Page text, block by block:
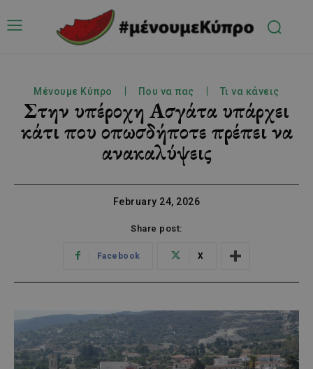
Μένουμε Κύπρο Που να πας Τι να κάνεις
Στην υπέροχη Ασγάτα υπάρχει
κάτι που οπωσδήποτε πρέπει να
ανακαλύψεις
February 24, 2026
Share post:
Facebook X